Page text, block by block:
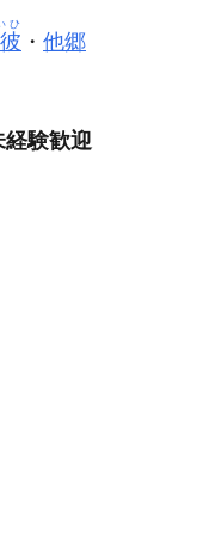
ひ
・ 他郷
経験歓迎